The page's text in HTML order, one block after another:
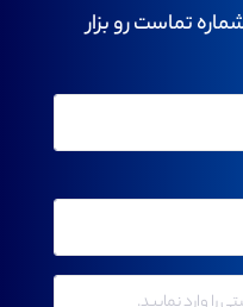
تماست رو بزار